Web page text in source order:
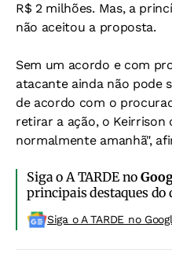
R$ 2 milhões. Mas, a
não aceitou a proposta.
Sem um acordo e com
atacante ainda não pode
de acordo com o
retirar a ação, o
normalmente amanhã",
Siga o A TARDE no
principais destaques do
Siga o A TARDE no